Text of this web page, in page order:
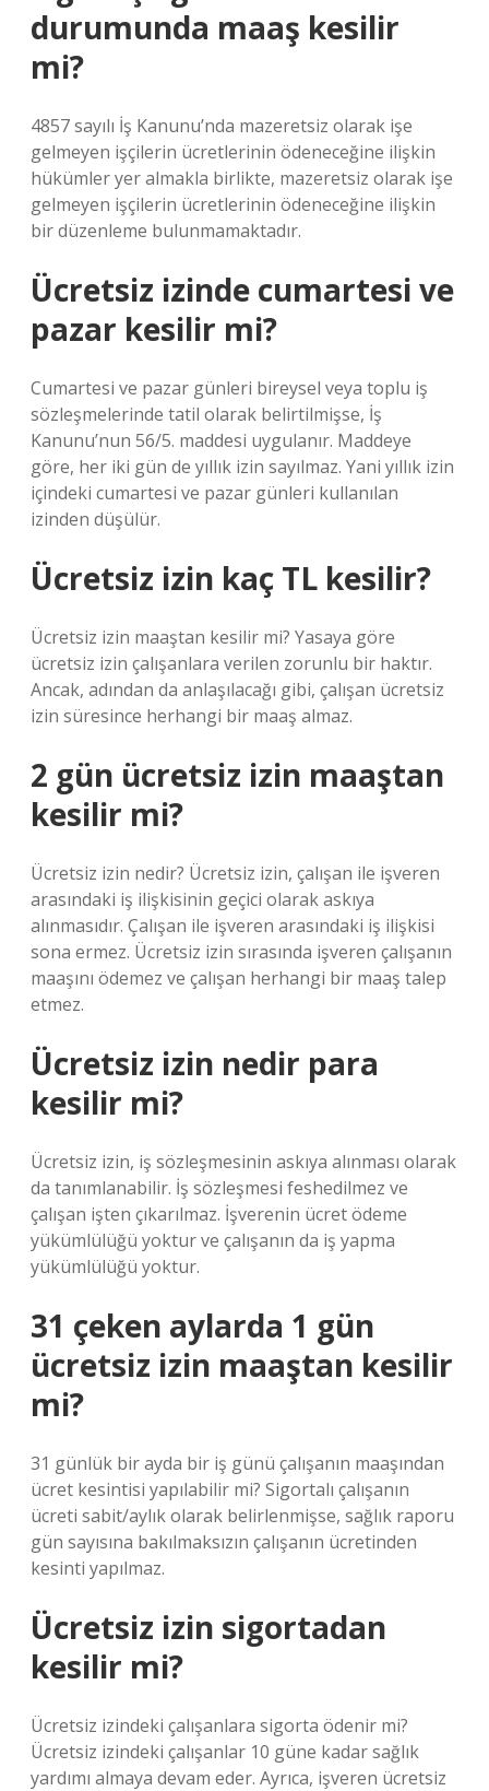
durumunda maaş kesilir
mi?
4857 sayılı İş Kanunu’nda mazeretsiz olarak işe
gelmeyen işçilerin ücretlerinin ödeneceğine ilişkin
hükümler yer almakla birlikte, mazeretsiz olarak işe
gelmeyen işçilerin ücretlerinin ödeneceğine ilişkin
bir düzenleme bulunmamaktadır.
Ücretsiz izinde cumartesi ve
pazar kesilir mi?
Cumartesi ve pazar günleri bireysel veya toplu iş
sözleşmelerinde tatil olarak belirtilmişse, İş
Kanunu’nun 56/5. maddesi uygulanır. Maddeye
göre, her iki gün de yıllık izin sayılmaz. Yani yıllık izin
içindeki cumartesi ve pazar günleri kullanılan
izinden düşülür.
Ücretsiz izin kaç TL kesilir?
Ücretsiz izin maaştan kesilir mi? Yasaya göre
ücretsiz izin çalışanlara verilen zorunlu bir haktır.
Ancak, adından da anlaşılacağı gibi, çalışan ücretsiz
izin süresince herhangi bir maaş almaz.
2 gün ücretsiz izin maaştan
kesilir mi?
Ücretsiz izin nedir? Ücretsiz izin, çalışan ile işveren
arasındaki iş ilişkisinin geçici olarak askıya
alınmasıdır. Çalışan ile işveren arasındaki iş ilişkisi
sona ermez. Ücretsiz izin sırasında işveren çalışanın
maaşını ödemez ve çalışan herhangi bir maaş talep
etmez.
Ücretsiz izin nedir para
kesilir mi?
Ücretsiz izin, iş sözleşmesinin askıya alınması olarak
da tanımlanabilir. İş sözleşmesi feshedilmez ve
çalışan işten çıkarılmaz. İşverenin ücret ödeme
yükümlülüğü yoktur ve çalışanın da iş yapma
yükümlülüğü yoktur.
31 çeken aylarda 1 gün
ücretsiz izin maaştan kesilir
mi?
31 günlük bir ayda bir iş günü çalışanın maaşından
ücret kesintisi yapılabilir mi? Sigortalı çalışanın
ücreti sabit/aylık olarak belirlenmişse, sağlık raporu
gün sayısına bakılmaksızın çalışanın ücretinden
kesinti yapılmaz.
Ücretsiz izin sigortadan
kesilir mi?
Ücretsiz izindeki çalışanlara sigorta ödenir mi?
Ücretsiz izindeki çalışanlar 10 güne kadar sağlık
yardımı almaya devam eder. Ayrıca, işveren ücretsiz